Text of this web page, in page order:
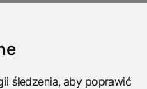
śledzenia, aby poprawić
się na przetwarzanie
Prywatności.*